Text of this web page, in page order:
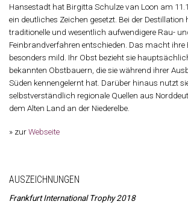
Hansestadt hat Birgitta Schulze van Loon am
ein deutliches Zeichen gesetzt. Bei der
traditionelle und wesentlich aufwendigere Rau-
Feinbrandverfahren entschieden. Das macht
besonders mild. Ihr Obst bezieht sie
bekannten Obstbauern, die sie während ihrer
Süden kennengelernt hat. Darüber hinaus nutzt
selbstverständlich regionale Quellen aus
dem Alten Land an der Niederelbe.
» zurWebseite
AUSZEICHNUNGEN
Frankfurt International Trophy 2018